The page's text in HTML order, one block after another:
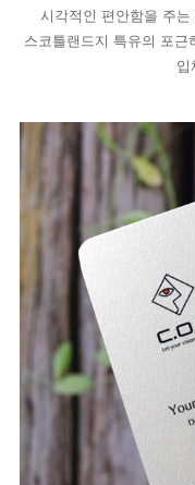
시각적인 편안함을 주는
스코틀랜드지 특유의 포근
입